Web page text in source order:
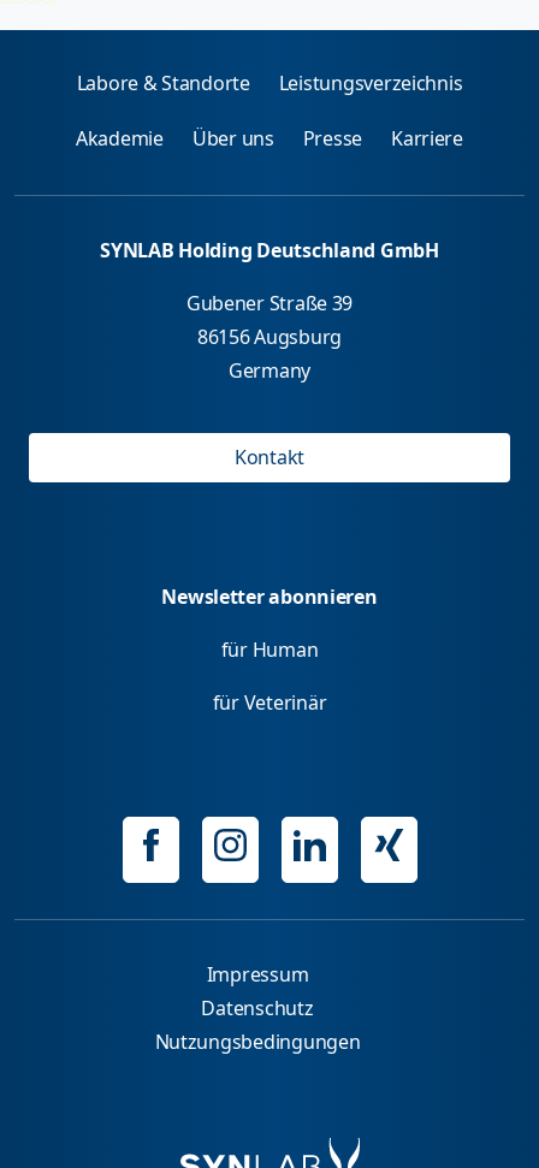
Labore & Standorte Leistungsverzeichnis
Akademie Über uns Presse Karriere
SYNLAB Holding Deutschland GmbH
Gubener Straße 39
86156 Augsburg
Germany
Kontakt
Newsletter abonnieren
für Human
für Veterinär
Impressum
Datenschutz
Nutzungsbedingungen